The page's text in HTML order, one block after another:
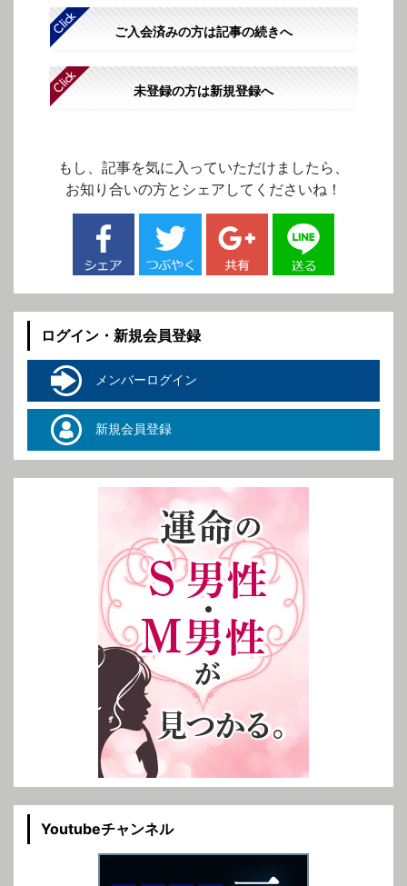
ご入会済みの方は記事の続きへ
未登録の方は新規登録へ
もし、記事を気に入っていただけましたら、
お知り合いの方とシェアしてくださいね！
ログイン・新規会員登録
メンバーログイン
新規会員登録
Youtubeチャンネル